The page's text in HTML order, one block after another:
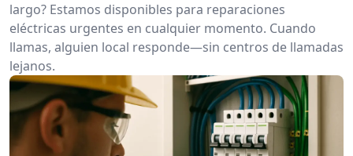
largo? Estamos disponibles para reparaciones
eléctricas urgentes en cualquier momento. Cuando
llamas, alguien local responde—sin centros de llamadas
lejanos.